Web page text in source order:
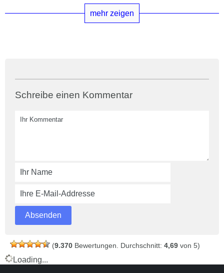
mehr zeigen
Schreibe einen Kommentar
(9.370 Bewertungen. Durchschnitt: 4,69 von 5)
Loading...